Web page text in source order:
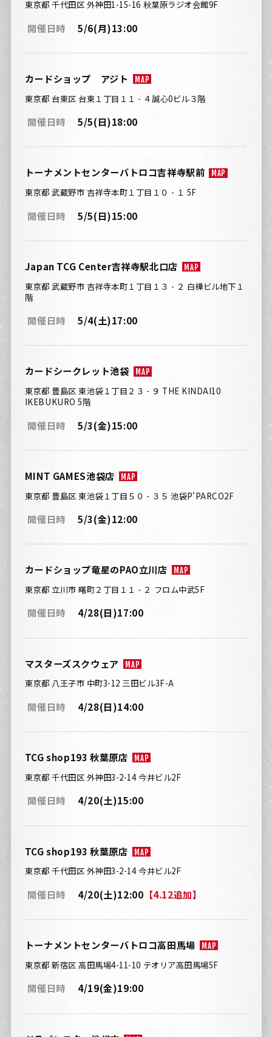
東京都 千代田区 外神田1-15-16 秋葉原ラジオ会館9F
開催日時 5/6(月)13:00
カードショップ アジト MAP
東京都 台東区 台東１丁目１１ - ４誠心0ビル３階
開催日時 5/5(日)18:00
トーナメントセンターバトロコ吉祥寺駅前 MAP
東京都 武蔵野市 吉祥寺本町１丁目１０ - １ 5F
開催日時 5/5(日)15:00
Japan TCG Center吉祥寺駅北口店 MAP
東京都 武蔵野市 吉祥寺本町１丁目１３ - ２ 白樺ビル地下１
階
開催日時 5/4(土)17:00
カードシークレット池袋 MAP
東京都 豊島区 東池袋１丁目２３ - ９ THE KINDAI10
IKEBUKURO 5階
開催日時 5/3(金)15:00
MINT GAMES池袋店 MAP
東京都 豊島区 東池袋１丁目５０ - ３５ 池袋P'PARCO2F
開催日時 5/3(金)12:00
カードショップ竜星のPAO立川店 MAP
東京都 立川市 曙町２丁目１１ - ２ フロム中武5F
開催日時 4/28(日)17:00
マスターズスクウェア MAP
東京都 八王子市 中町3-12 三田ビル3F-A
開催日時 4/28(日)14:00
TCG shop193 秋葉原店 MAP
東京都 千代田区 外神田3-2-14 今井ビル2F
開催日時 4/20(土)15:00
TCG shop193 秋葉原店 MAP
東京都 千代田区 外神田3-2-14 今井ビル2F
開催日時 4/20(土)12:00 【4.12追加】
トーナメントセンターバトロコ高田馬場 MAP
東京都 新宿区 高田馬場4-11-10 テオリア高田馬場5F
開催日時 4/19(金)19:00